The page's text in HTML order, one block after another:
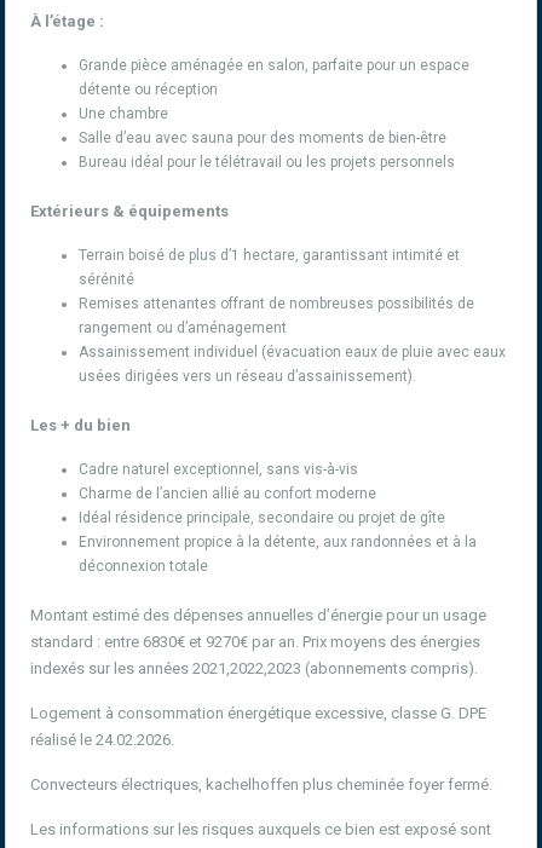
À l’étage :
Grande pièce aménagée en salon, parfaite pour un espace
détente ou réception
Une chambre
Salle d’eau avec sauna pour des moments de bien-être
Bureau idéal pour le télétravail ou les projets personnels
Extérieurs & équipements
Terrain boisé de plus d’1 hectare, garantissant intimité et
sérénité
Remises attenantes offrant de nombreuses possibilités de
rangement ou d’aménagement
Assainissement individuel (évacuation eaux de pluie avec eaux
usées dirigées vers un réseau d’assainissement).
Les + du bien
Cadre naturel exceptionnel, sans vis-à-vis
Charme de l’ancien allié au confort moderne
Idéal résidence principale, secondaire ou projet de gîte
Environnement propice à la détente, aux randonnées et à la
déconnexion totale
Montant estimé des dépenses annuelles d’énergie pour un usage
standard : entre 6830€ et 9270€ par an. Prix moyens des énergies
indexés sur les années 2021,2022,2023 (abonnements compris).
Logement à consommation énergétique excessive, classe G. DPE
réalisé le 24.02.2026.
Convecteurs électriques, kachelhoffen plus cheminée foyer fermé.
Les informations sur les risques auxquels ce bien est exposé sont